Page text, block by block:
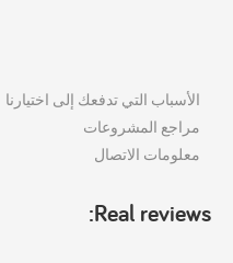
الأسباب التي تدفعك إلى اختيارنا
مراجع المشروعات
معلومات الاتصال
Real reviews: